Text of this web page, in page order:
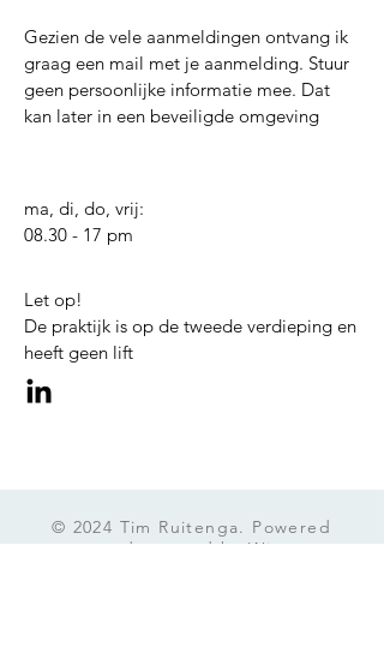
Gezien de vele aanmeldingen ontvang ik
graag een mail met je aanmelding. Stuur
geen persoonlijke informatie mee. Dat
kan later in een beveiligde omgeving
ma, di, do, vrij:
08.30 - 17 pm
Let op!
De praktijk is op de tweede verdieping en
heeft geen lift
© 2024 Tim Ruitenga. Powered
and secured byWix